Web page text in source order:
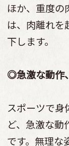
ほか、重度の
は、肉離れを
下します。
◎急激な動作
スポーツで身
ど、急激な
です。無理な